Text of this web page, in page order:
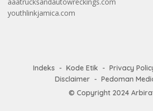
youthlinkjamica.com
Indeks Kode Etik Privacy
Disclaimer
Pedoman
© Copyright 2024